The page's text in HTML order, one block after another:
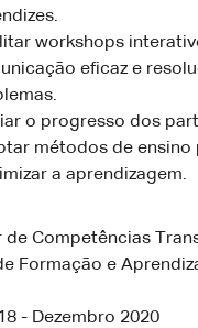
workshops
eficaz e
o progresso dos
métodos de ensino
a aprendizagem.
de Competências
Formação e
- Dezembro 2020